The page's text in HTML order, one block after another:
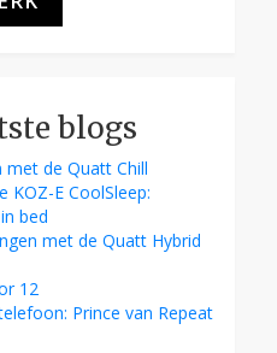
blogs
met de Quatt Chill
KOZ-E CoolSleep:
bed
met de Quatt Hybrid
12
Prince van Repeat